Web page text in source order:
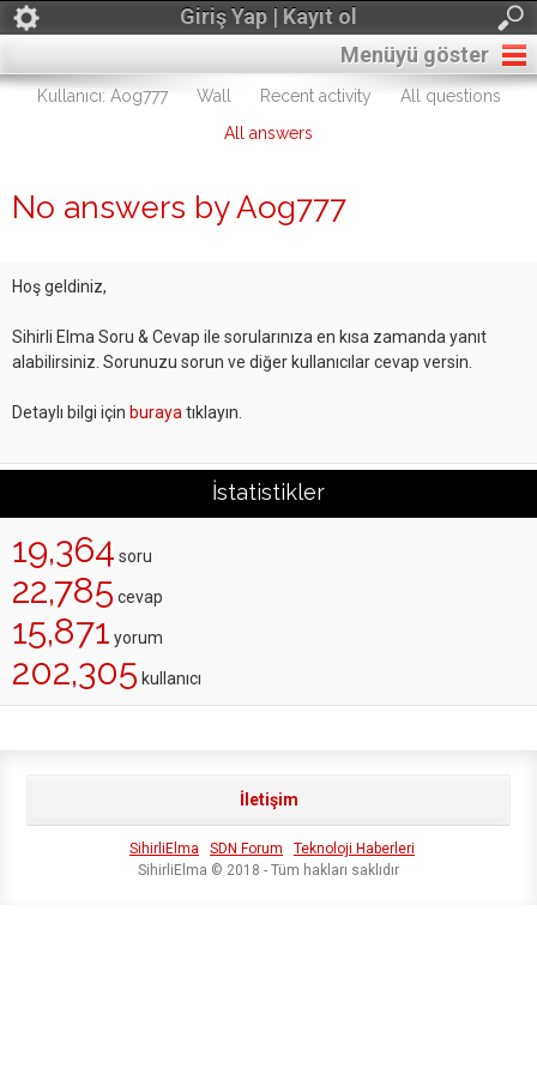
Giriş Yap | Kayıt ol
Menüyü göster
Kullanıcı: Aog777 Wall Recent activity
All questions
All answers
No answers by Aog777
Hoş geldiniz,
Sihirli Elma Soru & Cevap ile sorularınıza en kısa zamanda yanıt
alabilirsiniz. Sorunuzu sorun ve diğer kullanıcılar cevap versin.
Detaylı bilgi için buraya tıklayın.
İstatistikler
19,364 soru
22,785 cevap
15,871 yorum
202,305 kullanıcı
İletişim
SihirliElma SDN Forum
Teknoloji Haberleri
SihirliElma © 2018 - Tüm hakları saklıdır